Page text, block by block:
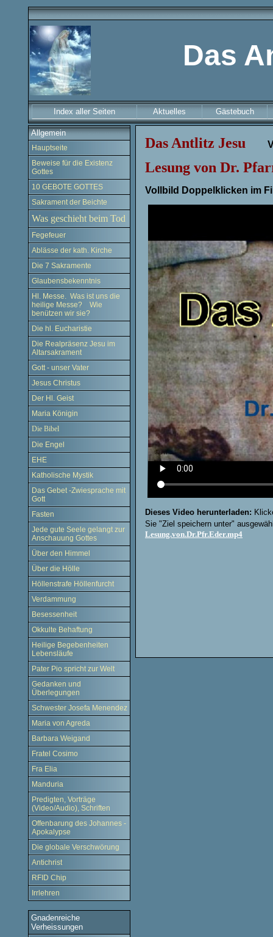
Das
Index aller Seiten Aktuelles Gästebuch
Allgemein
Hauptseite
Beweise für die Existenz
Gottes
10 GEBOTE GOTTES
Sakrament der Beichte
Was geschieht beim Tod
Fegefeuer
Ablässe der kath. Kirche
Die 7 Sakramente
Glaubensbekenntnis
Hl. Messe. Was ist uns die
heilige Messe? Wie
benützen wir sie?
Die hl. Eucharistie
Die Realpräsenz Jesu im
Altarsakrament
Gott - unser Vater
Jesus Christus
Der Hl. Geist
Maria Königin
Die Bibel
Die Engel
EHE
Katholische Mystik
Das Gebet -Zwiesprache mit
Gott
Fasten
Jede gute Seele gelangt zur
Anschauung Gottes
Über den Himmel
Über die Hölle
Höllenstrafe Höllenfurcht
Verdammung
Besessenheit
Okkulte Behaftung
Heilige Begebenheiten
Lebensläufe
Pater Pio spricht zur Welt
Gedanken und
Überlegungen
Schwester Josefa Menendez
Maria von Agreda
Barbara Weigand
Fratel Cosimo
Fra Elia
Manduria
Predigten, Vorträge
(Video/Audio), Schriften
Offenbarung des Johannes -
Apokalypse
Die globale Verschwörung
Antichrist
RFID Chip
Irrlehren
Gnadenreiche
Verheissungen
Das Antlitz Jesu
Lesung von Dr.
Vollbild Doppelklicken im
Dieses Video herunterladen:
Sie "Ziel speichern unter"
Lesung.von.Dr.Pfr.Eder.mp4